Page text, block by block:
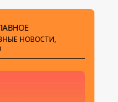
НОВОСТИ,